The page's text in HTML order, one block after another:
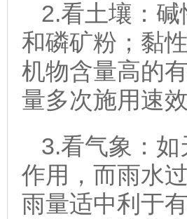
2.看土壤：
和磷矿粉；黏
机物含量高的
量多次施用速效
3.看气象：
作用，而雨水
雨量适中利于